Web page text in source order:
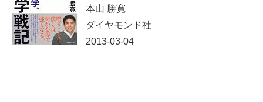
本山 勝寛
ダイヤモンド社
2013-03-04